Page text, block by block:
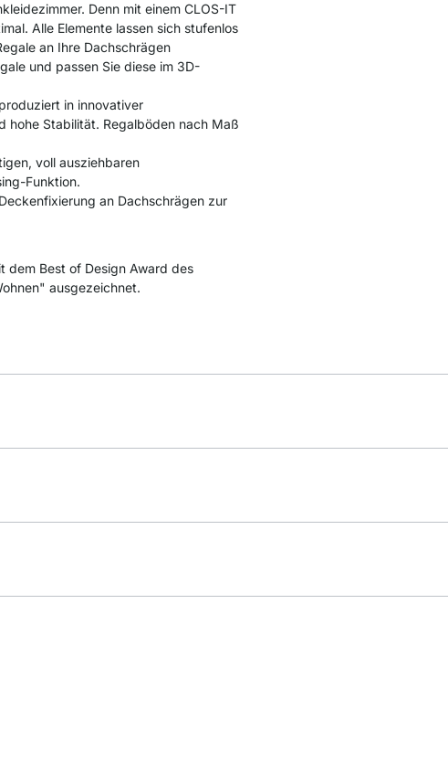
Denn mit einem CLOS-IT
Alle Elemente lassen sich stufenlos
an Ihre Dachschrägen
und passen Sie diese im 3D-
in innovativer
hohe Stabilität. Regalböden nach Maß
voll ausziehbaren
Funktion.
an Dachschrägen zur
dem Best of Design Award des
ausgezeichnet.